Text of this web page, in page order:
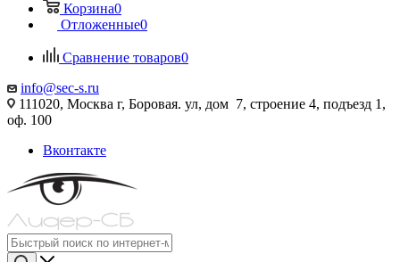
Корзина0
Отложенные0
Сравнение товаров0
info@sec-s.ru
111020, Москва г, Боровая. ул, дом 7, строение 4, подъезд 1,
оф. 100
Вконтакте